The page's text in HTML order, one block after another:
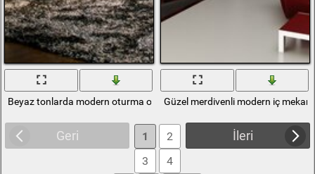
Beyaz tonlarda modern oturma odası iç mekanıGüzel merdivenli modern iç mekan
Geri İleri
1
2
3
4